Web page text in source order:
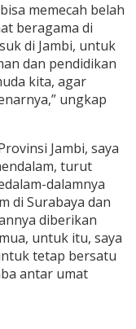
memecah belah
beragama di
di Jambi, untuk
dan pendidikan
kita, agar
ungkap
Jambi, saya
turut
dalamnya
di Surabaya dan
diberikan
untuk itu, saya
tetap bersatu
antar umat